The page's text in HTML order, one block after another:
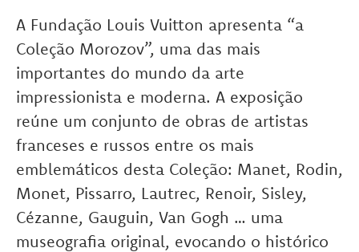
A Fundação Louis Vuitton apresenta “a
Coleção Morozov”, uma das mais
importantes do mundo da arte
impressionista e moderna. A exposição
reúne um conjunto de obras de artistas
franceses e russos entre os mais
emblemáticos desta Coleção: Manet, Rodin,
Monet, Pissarro, Lautrec, Renoir, Sisley,
Cézanne, Gauguin, Van Gogh … uma
museografia original, evocando o histórico